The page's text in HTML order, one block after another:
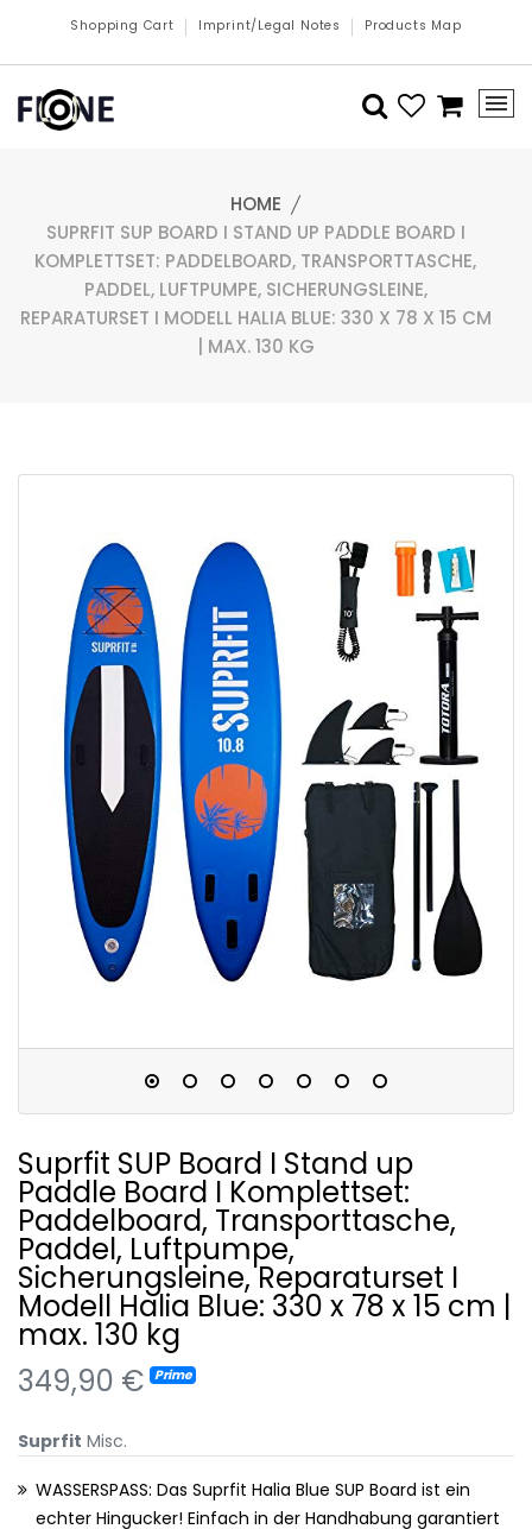
Shopping Cart Imprint/Legal Notes Products Map
HOME
SUPRFIT SUP BOARD I STAND UP PADDLE BOARD I
KOMPLETTSET: PADDELBOARD, TRANSPORTTASCHE,
PADDEL, LUFTPUMPE, SICHERUNGSLEINE,
REPARATURSET I MODELL HALIA BLUE: 330 X 78 X 15 CM
| MAX. 130 KG
Suprfit SUP Board I Stand up
Paddle Board I Komplettset:
Paddelboard, Transporttasche,
Paddel, Luftpumpe,
Sicherungsleine, Reparaturset I
Modell Halia Blue: 330 x 78 x 15 cm |
max. 130 kg
349,90 €
Prime
Suprfit Misc.
WASSERSPASS: Das Suprfit Halia Blue SUP Board ist ein
echter Hingucker! Einfach in der Handhabung garantiert